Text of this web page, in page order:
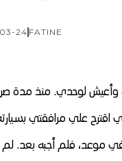
FATINE
24
لوحدي. منذ مدة
اقترح علي مرافقتي
موعد، فلم أجبه بعد. لم